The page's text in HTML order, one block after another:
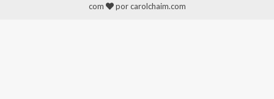
com
por carolchaim.com